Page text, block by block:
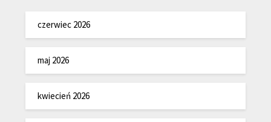
czerwiec 2026
maj 2026
kwiecień 2026